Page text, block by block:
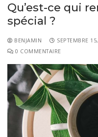
Qu’est-ce qui
spécial ?
BENJAMIN SEPTEMBRE
0 COMMENTAIRE